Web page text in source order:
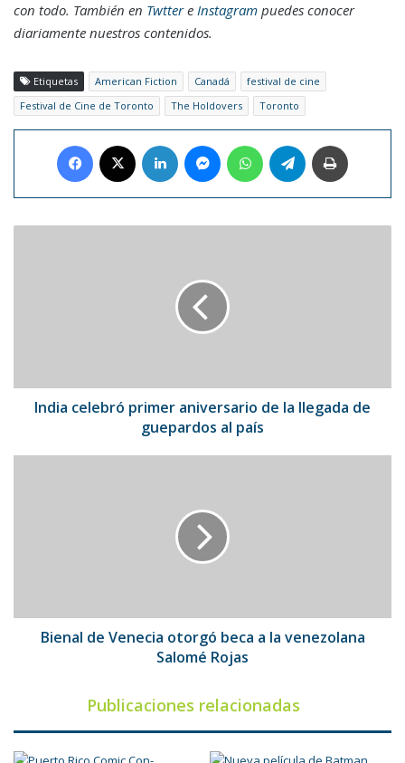
con todo. También en Twttere Instagram puedes conocer
diariamente nuestros contenidos.
Etiquetas American Fiction Canadá
festival de cine
Festival de Cine de Toronto
The Holdovers Toronto
Facebook LinkedIn MessengerWhatsAppTelegram
guepardos
India celebró primer aniversario de la llegada de
guepardos al país
Salomé
RojasBienal de Venecia otorgó beca a la venezolana
Salomé Rojas
Publicaciones relacionadas